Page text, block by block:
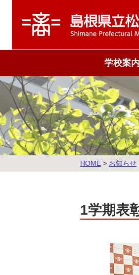
学校案内
校旗・校歌
沿革
概況
運営組織
教育課程表
こ
の
ジ
の
HOME > お知らせ
1学期表